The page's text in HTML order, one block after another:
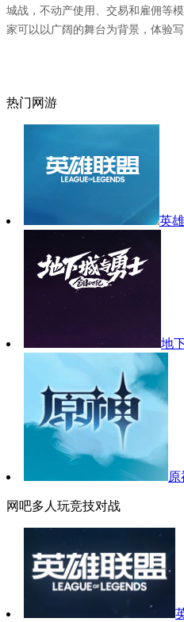
城战，不动产使用、交易和雇佣等
家可以以广阔的舞台为背景，体验
热门网游
英
地
原
网吧多人玩竞技对战